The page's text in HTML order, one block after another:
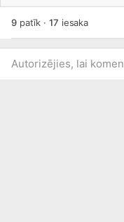
9patīk ·17 iesaka
Autorizējies, lai